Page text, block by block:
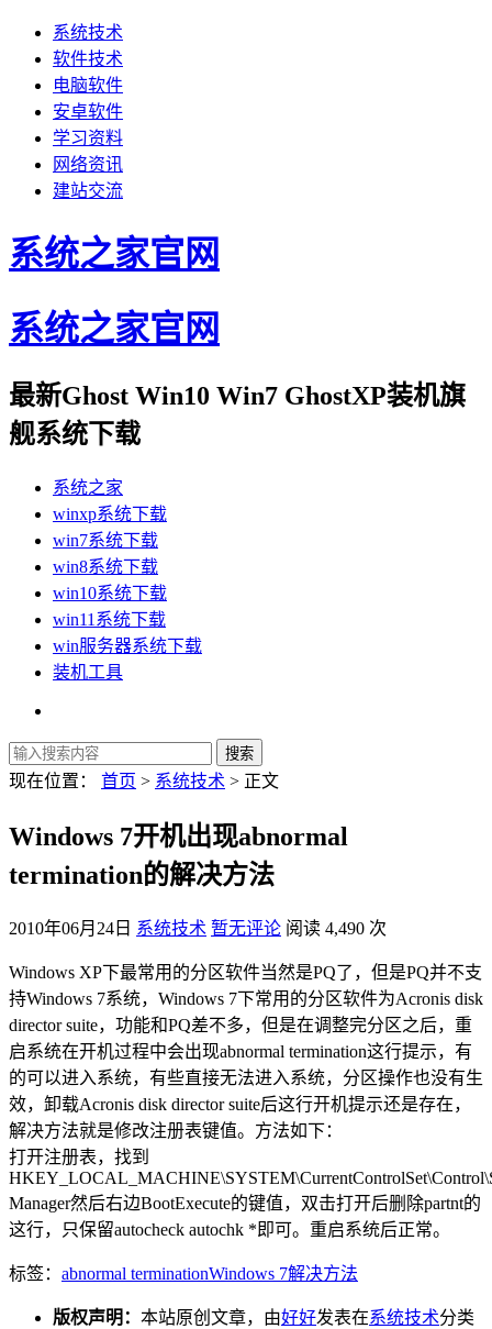
系统技术
软件技术
电脑软件
安卓软件
学习资料
网络资讯
建站交流
系统之家官网
系统之家官网
最新Ghost Win10 Win7 GhostXP装机旗
舰系统下载
系统之家
winxp系统下载
win7系统下载
win8系统下载
win10系统下载
win11系统下载
win服务器系统下载
装机工具
现在位置： 首页 > 系统技术 > 正文
Windows 7开机出现abnormal
termination的解决方法
2010年06月24日 系统技术 暂无评论 阅读 4,490 次
Windows XP下最常用的分区软件当然是PQ了，但是PQ并不支
持Windows 7系统，Windows 7下常用的分区软件为Acronis disk
director suite，功能和PQ差不多，但是在调整完分区之后，重
启系统在开机过程中会出现abnormal termination这行提示，有
的可以进入系统，有些直接无法进入系统，分区操作也没有生
效，卸载Acronis disk director suite后这行开机提示还是存在，
解决方法就是修改注册表键值。方法如下：
打开注册表，找到
Manager然后右边BootExecute的键值，双击打开后删除partnt的
这行，只保留autocheck autochk *即可。重启系统后正常。
标签： abnormal terminationWindows 7解决方法
版权声明： 本站原创文章，由好好发表在系统技术分类